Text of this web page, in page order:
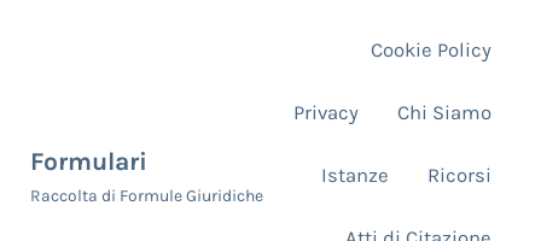
Formulari
Raccolta di Formule Giuridiche
Cookie Policy
Privacy Chi Siamo
Istanze Ricorsi